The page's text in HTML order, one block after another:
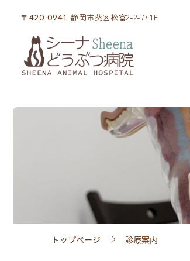
〒420-0941 静岡市葵区松富2-2-77 1F
採用情報
〒420-0941 静岡市葵区松富2-2-77 1F
トップページ 診療案内